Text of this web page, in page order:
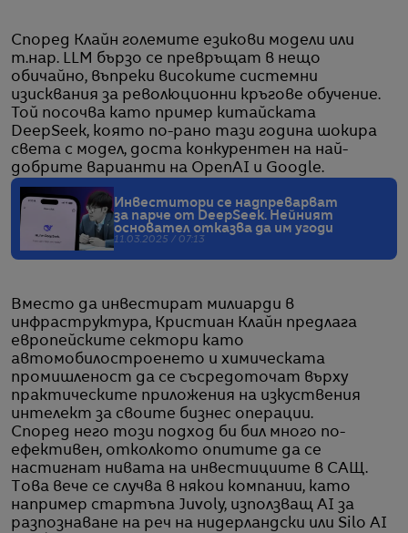
Според Клайн големите езикови модели или
т.нар. LLM бързо се превръщат в нещо
обичайно, въпреки високите системни
изисквания за революционни кръгове обучение.
Той посочва като пример китайската
DeepSeek, която по-рано тази година шокира
света с модел, доста конкурентен на най-
добрите варианти на OpenAI и Google.
Инвеститори се надпреварват
за парче от DeepSeek. Нейният
основател отказва да им угоди
11.03.2025 / 07:13
Вместо да инвестират милиарди в
инфраструктура, Кристиан Клайн предлага
европейските сектори като
автомобилостроенето и химическата
промишленост да се съсредоточат върху
практическите приложения на изкуствения
интелект за своите бизнес операции.
Според него този подход би бил много по-
ефективен, отколкото опитите да се
настигнат нивата на инвестициите в САЩ.
Tова вече се случва в някои компании, като
например стартъпа Juvoly, използващ AI за
разпознаване на реч на нидерландски или Silo AI